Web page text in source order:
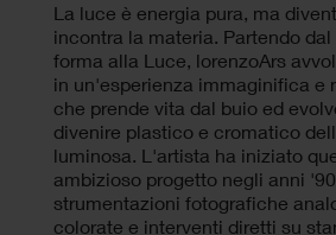
La luce è energia pura, ma
incontra la materia. Partendo
forma alla Luce, lorenzoArs
in un'esperienza immaginifica e
che prende vita dal buio ed
divenire plastico e cromatico
luminosa. L'artista ha iniziato
ambizioso progetto negli anni
strumentazioni fotografiche
colorate e interventi diretti su